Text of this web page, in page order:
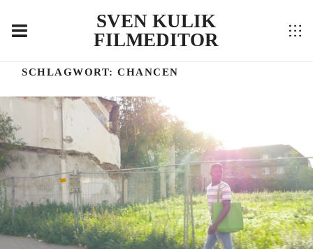
SVEN KULIK
FILMEDITOR
SCHLAGWORT:CHANCEN